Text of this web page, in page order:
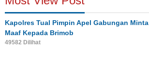
Kapolres Tual Pimpin Apel Gabungan Minta
Maaf Kepada Brimob
49582 Dilihat